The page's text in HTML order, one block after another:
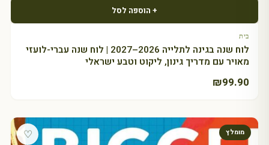
+ הוספה לסל
בית
לוח שנה בגינה לתלייה 2026–2027 | לוח שנה עברי-לועזי
מאויר עם מדריך גינון, ליקוט וטבע ישראלי
₪99.90
מומלץ ♡